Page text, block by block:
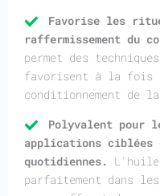
Favorise les
raffermissement du
permet des
favorisent à la
conditionnement de
Polyvalent pour
applications
quotidiennes.
parfaitement dans